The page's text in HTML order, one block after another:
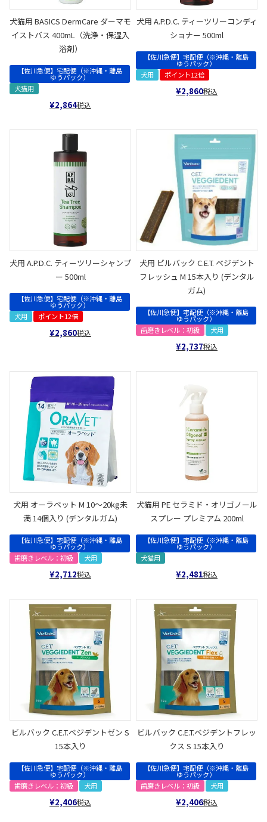
犬猫用 BASICS DermCare ダーマモ
イストバス 400mL（洗浄・保湿入
浴剤）
【佐川急便】宅配便（※沖縄・離島
ゆうパック）
犬猫用
¥2,864税込
犬用 A.P.D.C. ティーツリーコンディ
ショナー 500ml
【佐川急便】宅配便（※沖縄・離島
ゆうパック）
犬用
ポイント12倍
¥2,860税込
犬用 A.P.D.C. ティーツリーシャンプ
ー 500ml
【佐川急便】宅配便（※沖縄・離島
ゆうパック）
犬用
ポイント12倍
¥2,860税込
犬用 ビルバック C.E.T. ベジデント
フレッシュ M 15本入り (デンタル
ガム)
【佐川急便】宅配便（※沖縄・離島
ゆうパック）
歯磨きレベル：初級
犬用
¥2,737税込
犬用 オーラベット M 10～20kg未
満 14個入り (デンタルガム)
【佐川急便】宅配便（※沖縄・離島
ゆうパック）
歯磨きレベル：初級
犬用
¥2,712税込
犬猫用 PE セラミド・オリゴノール
スプレー プレミアム 200ml
【佐川急便】宅配便（※沖縄・離島
ゆうパック）
犬猫用
¥2,481税込
ビルバック C.E.T.ベジデントゼン S
15本入り
【佐川急便】宅配便（※沖縄・離島
ゆうパック）
歯磨きレベル：初級
犬用
¥2,406税込
ビルバック C.E.T.ベジデントフレッ
クス S 15本入り
【佐川急便】宅配便（※沖縄・離島
ゆうパック）
歯磨きレベル：初級
犬用
¥2,406税込